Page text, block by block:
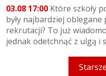
03.08 17:00 Które szkoły
były najbardziej
rekrutacji? To już
jednak odetchnąć z ulgą i